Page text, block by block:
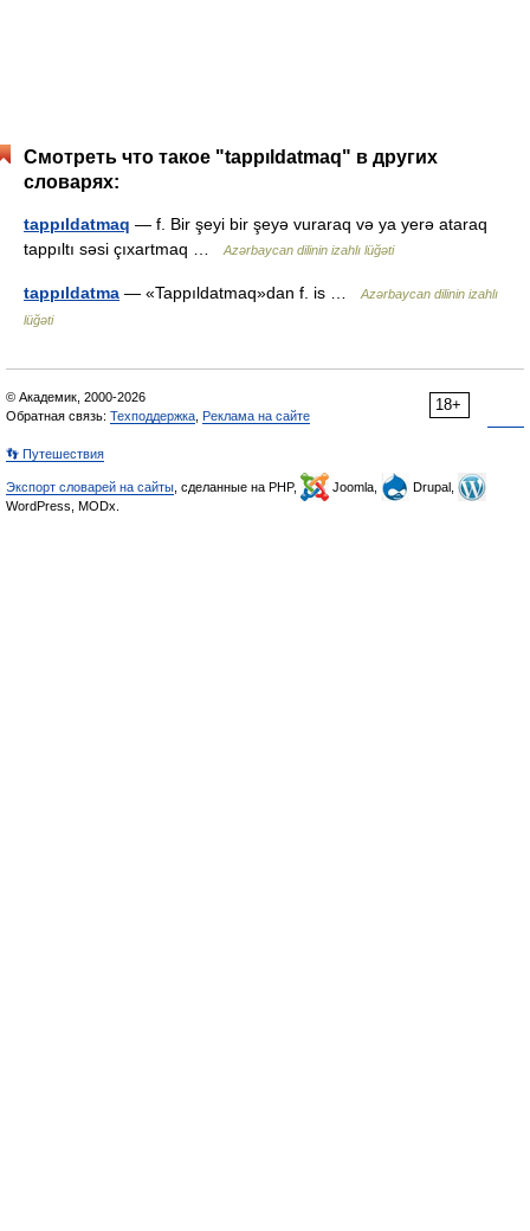
Смотреть что такое "tappıldatmaq" в других
словарях:
tappıldatmaq — f. Bir şeyi bir şeyə vuraraq və ya yerə ataraq
tappıltı səsi çıxartmaq …
Azərbaycan dilinin izahlı lüğəti
tappıldatma — «Tappıldatmaq»dan f. is …
Azərbaycan dilinin izahlı
lüğəti
18+
© Академик, 2000-2026
Обратная связь: Техподдержка Реклама на сайте
👣 Путешествия
Экспорт словарей на сайты , сделанные на PHP, Joomla,
Drupal,
WordPress, MODx.